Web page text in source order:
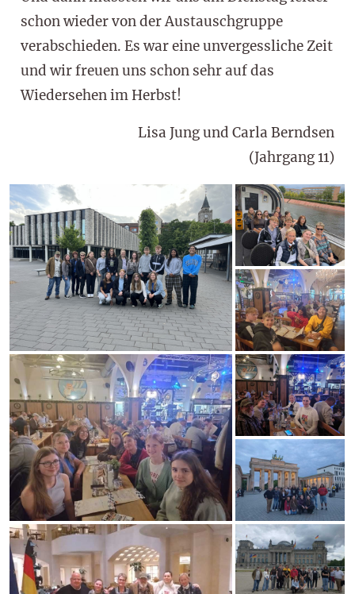
schon wieder von der Austauschgruppe
verabschieden. Es war eine unvergessliche Zeit
und wir freuen uns schon sehr auf das
Wiedersehen im Herbst!
Lisa Jung und Carla Berndsen
(Jahrgang 11)